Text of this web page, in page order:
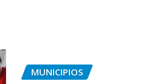
MUNICIPIOS